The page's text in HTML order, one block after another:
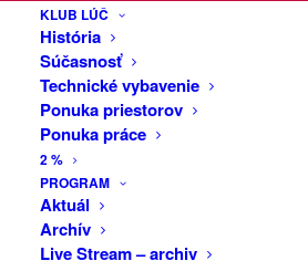
KLUB LÚČ
História
Súčasnosť
Technické vybavenie
Ponuka priestorov
Ponuka práce
2 %
PROGRAM
Aktuál
Archív
Live Stream – archiv
gangsters
vol.5
Tieto kapely sa síce propagujú
ale najväčšie promo je šál
Gangsters na mikrofóne. 🙂